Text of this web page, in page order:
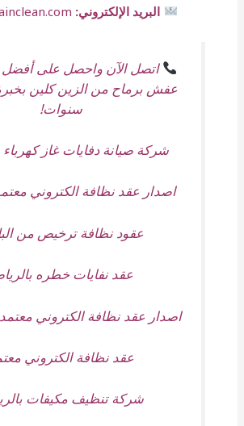
البريد الإلكتروني:
اتصل الآن واحصل على
سنوات!
شركة صيانة دفايات غاز كهرباء
اصدار عقد نظافة الكتروني
عقود نظافة ترخيص من
عقد نفايات خطره
اصدار عقد نظافة الكتروني
عقد نظافة الكتروني
شركة تنظيف مكيفات